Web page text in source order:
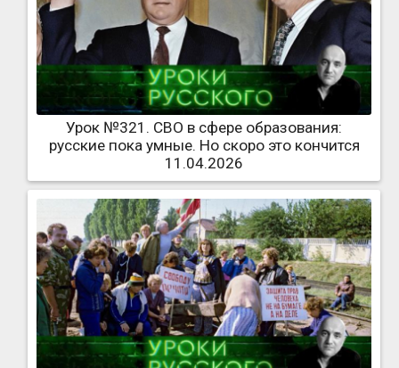
Урок №321. СВО в сфере образования:
русские пока умные. Но скоро это кончится
11.04.2026